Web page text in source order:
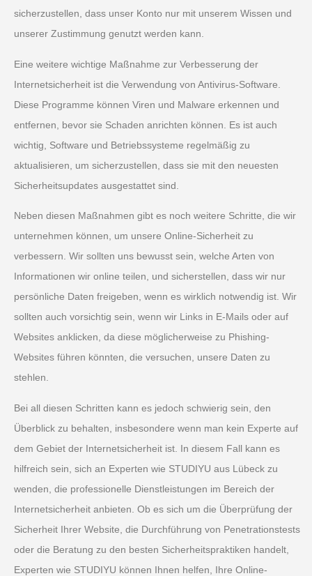
sicherzustellen, dass unser Konto nur mit unserem Wissen und
unserer Zustimmung genutzt werden kann.
Eine weitere wichtige Maßnahme zur Verbesserung der
Internetsicherheit ist die Verwendung von Antivirus-Software.
Diese Programme können Viren und Malware erkennen und
entfernen, bevor sie Schaden anrichten können. Es ist auch
wichtig, Software und Betriebssysteme regelmäßig zu
aktualisieren, um sicherzustellen, dass sie mit den neuesten
Sicherheitsupdates ausgestattet sind.
Neben diesen Maßnahmen gibt es noch weitere Schritte, die wir
unternehmen können, um unsere Online-Sicherheit zu
verbessern. Wir sollten uns bewusst sein, welche Arten von
Informationen wir online teilen, und sicherstellen, dass wir nur
persönliche Daten freigeben, wenn es wirklich notwendig ist. Wir
sollten auch vorsichtig sein, wenn wir Links in E-Mails oder auf
Websites anklicken, da diese möglicherweise zu Phishing-
Websites führen könnten, die versuchen, unsere Daten zu
stehlen.
Bei all diesen Schritten kann es jedoch schwierig sein, den
Überblick zu behalten, insbesondere wenn man kein Experte auf
dem Gebiet der Internetsicherheit ist. In diesem Fall kann es
hilfreich sein, sich an Experten wie STUDIYU aus Lübeck zu
wenden, die professionelle Dienstleistungen im Bereich der
Internetsicherheit anbieten. Ob es sich um die Überprüfung der
Sicherheit Ihrer Website, die Durchführung von Penetrationstests
oder die Beratung zu den besten Sicherheitspraktiken handelt,
Experten wie STUDIYU können Ihnen helfen, Ihre Online-